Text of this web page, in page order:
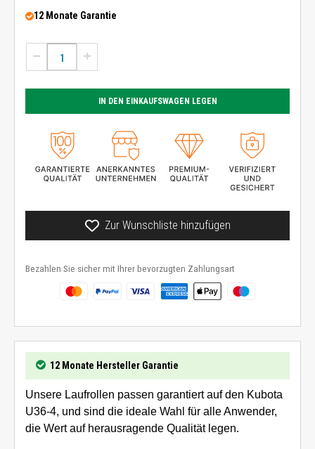
12 Monate Garantie
IN DEN EINKAUFSWAGEN LEGEN
Zur Wunschliste hinzufügen
Bezahlen Sie sicher mit Ihrer bevorzugten Zahlungsart
12 Monate Hersteller Garantie
Unsere Laufrollen passen garantiert auf den Kubota
U36-4, und sind die ideale Wahl für alle Anwender,
die Wert auf herausragende Qualität legen.